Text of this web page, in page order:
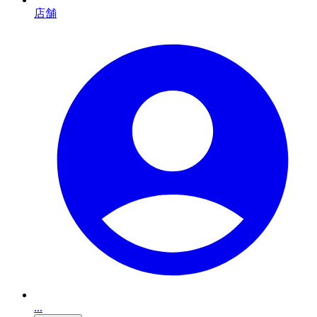
店舗
...